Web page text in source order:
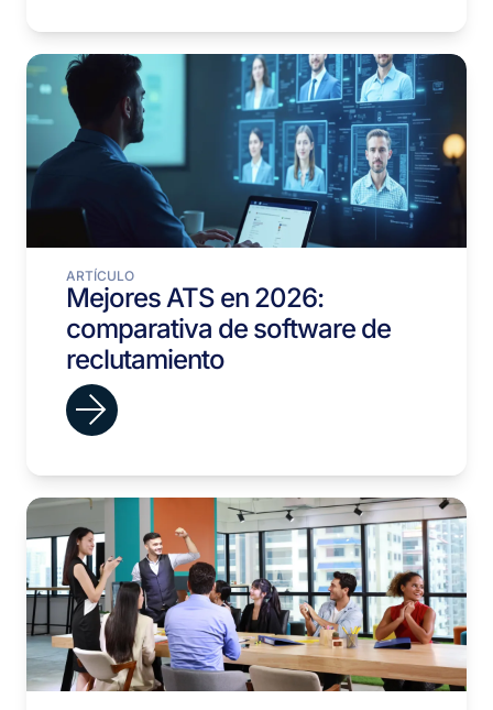
ARTÍCULO
Mejores ATS en 2026:
comparativa de software de
reclutamiento